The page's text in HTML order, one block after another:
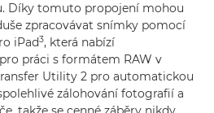
Díky tomuto propojení mohou
zpracovávat snímky pomocí
iPad3, která nabízí
práci s formátem RAW v
Utility 2 pro automatickou
zálohování fotografií a